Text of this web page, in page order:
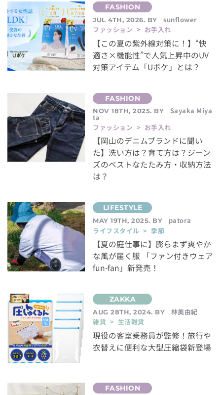
JUL 4TH, 2026. BY
sunflower
ファッション > お手入れ
【この夏の紫外線対策に！】“快
適さ×機能性”で人気上昇中のUV
対策アイテム「Uポケ」とは？
NOV 18TH, 2025. BY Sayaka Miya
ta
ファッション > お手入れ
【岡山のデニムブランドに聞い
た】洗い方は？育て方は？ジーン
ズのベストなたたみ方・収納方法
は？
MAY 19TH, 2025. BY
patora
ライフスタイル > 季節
【夏の庭仕事に】膨らまず爽やか
な風が届く服 「ファン付きウェア
fun-fan」新発売！
AUG 28TH, 2024. BY
林美由紀
雑貨 > 生活雑貨
現役の客室乗務員が監修！旅行や
衣替えに便利な大型圧縮袋新登場